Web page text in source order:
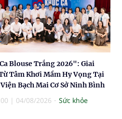
Blouse Trắng 2026": Giai
Tâm Khơi Mầm Hy Vọng Tại
Bạch Mai Cơ Sở Ninh Bình
| 04/08/2026 Sức khỏe